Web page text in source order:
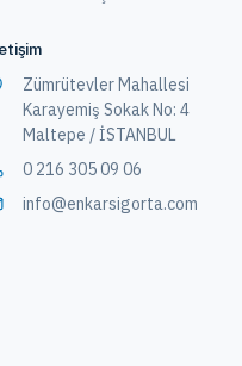
Zümrütevler Mahallesi
Karayemiş Sokak No: 4
Maltepe / İSTANBUL
0 216 305 09 06
info@enkarsigorta.com